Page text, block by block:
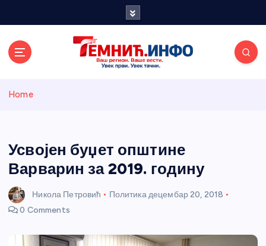
и портал
Home
Усвојен буџет општине
Варварин за 2019. годину
Никола Петровић Политикадецембар 20, 2018
0 Comments